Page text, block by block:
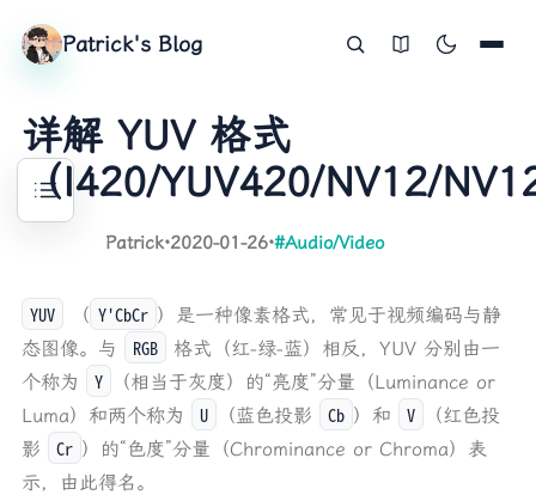
Patrick's Blog
详解 YUV 格式
（I420/YUV420/NV12/
Patrick·2020-01-26·#Audio/Video
存储格式
Planar 平面格式
YU12 (I420)
YV12
J420
YUV （ Y'CbCr ）是一种像素格式，常见于视频编码与静
态图像。与
RGB
格式（红-绿-蓝）相反，YUV 分别由一
个称为
Y
（相当于灰度）的“亮度”分量（Luminance or
Luma）和两个称为
U （蓝色投影 Cb ）和 V
（红色投
影
Cr ）的“色度”分量（Chrominance or Chroma）表
示，由此得名。